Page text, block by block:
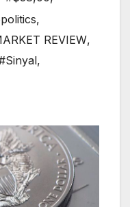
,
REVIEW,
,